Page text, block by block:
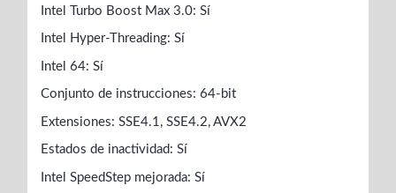
Intel Turbo Boost Max 3.0: Sí
Intel Hyper-Threading: Sí
Intel 64: Sí
Conjunto de instrucciones: 64-bit
Extensiones: SSE4.1, SSE4.2, AVX2
Estados de inactividad: Sí
Intel SpeedStep mejorada: Sí